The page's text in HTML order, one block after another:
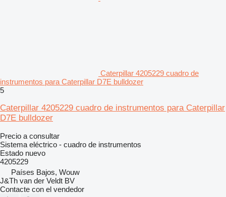
Caterpillar 4205229 cuadro de
instrumentos para Caterpillar D7E bulldozer
5
Caterpillar 4205229 cuadro de instrumentos para Caterpillar
D7E bulldozer
Precio a consultar
Sistema eléctrico - cuadro de instrumentos
Estado nuevo
4205229
Países Bajos, Wouw
J&Th van der Veldt BV
Contacte con el vendedor